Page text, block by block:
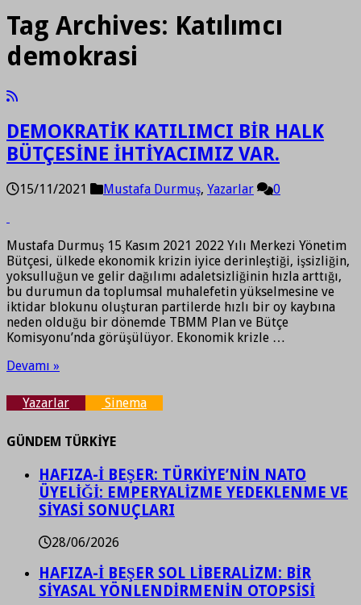
Tag Archives: Katılımcı
demokrasi
DEMOKRATİK KATILIMCI BİR HALK
BÜTÇESİNE İHTİYACIMIZ VAR.
15/11/2021 Mustafa Durmuş, Yazarlar 0
Mustafa Durmuş 15 Kasım 2021 2022 Yılı Merkezi Yönetim
Bütçesi, ülkede ekonomik krizin iyice derinleştiği, işsizliğin,
yoksulluğun ve gelir dağılımı adaletsizliğinin hızla arttığı,
bu durumun da toplumsal muhalefetin yükselmesine ve
iktidar blokunu oluşturan partilerde hızlı bir oy kaybına
neden olduğu bir dönemde TBMM Plan ve Bütçe
Komisyonu’nda görüşülüyor. Ekonomik krizle …
Devamı »
Yazarlar Sinema
GÜNDEM TÜRKİYE
HAFIZA-İ BEŞER: TÜRKİYE’NİN NATO
ÜYELİĞİ: EMPERYALİZME YEDEKLENME VE
SİYASİ SONUÇLARI
28/06/2026
HAFIZA-İ BEŞER SOL LİBERALİZM: BİR
SİYASAL YÖNLENDİRMENİN OTOPSİSİ